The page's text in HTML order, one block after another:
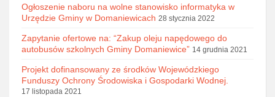
Ogłoszenie naboru na wolne stanowisko informatyka w
Urzędzie Gminy w Domaniewicach 28 stycznia 2022
Zapytanie ofertowe na: “Zakup oleju napędowego do
autobusów szkolnych Gminy Domaniewice” 14 grudnia 2021
Projekt dofinansowany ze środków Wojewódzkiego
Funduszy Ochrony Środowiska i Gospodarki Wodnej.
17 listopada 2021